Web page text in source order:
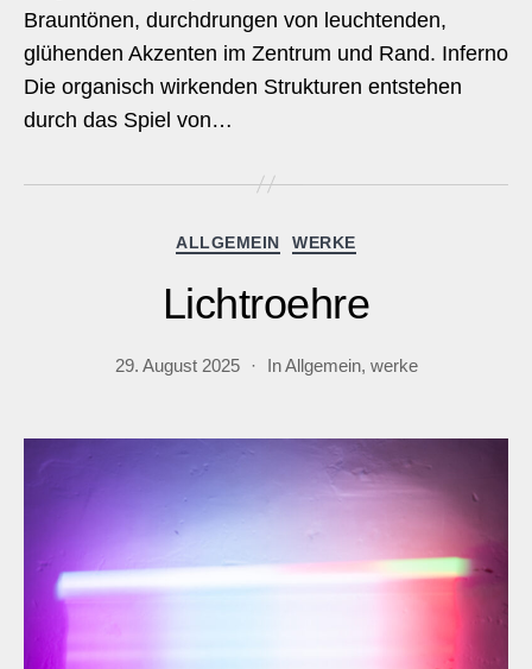
Brauntönen, durchdrungen von leuchtenden,
glühenden Akzenten im Zentrum und Rand. Inferno
Die organisch wirkenden Strukturen entstehen
durch das Spiel von…
Kategorien
ALLGEMEIN WERKE
Lichtroehre
29. August 2025 InAllgemein, werke